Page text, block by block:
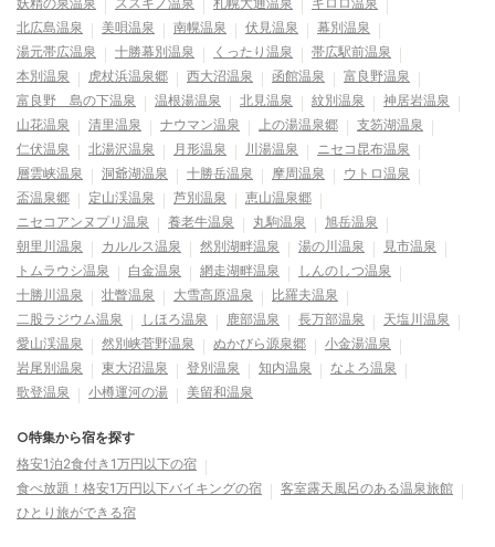
北広島温泉
美唄温泉 南幌温泉 伏見温泉
幕別温泉
湯元帯広温泉
十勝幕別温泉 くったり温泉
帯広駅前温泉
本別温泉
虎杖浜温泉郷 西大沼温泉 函館温泉
富良野温泉
富良野 島の下温泉
温根湯温泉 北見温泉 紋別温泉
神居岩温泉
山花温泉
清里温泉 ナウマン温泉 上の湯温泉郷
支笏湖温泉
仁伏温泉
北湯沢温泉 月形温泉 川湯温泉
ニセコ昆布温泉
層雲峡温泉
洞爺湖温泉 十勝岳温泉 摩周温泉
ウトロ温泉
盃温泉郷
定山渓温泉 芦別温泉
恵山温泉郷
ニセコアンヌプリ温泉
養老牛温泉 丸駒温泉
旭岳温泉
朝里川温泉
カルルス温泉 然別湖畔温泉 湯の川温泉
見市温泉
トムラウシ温泉
白金温泉 網走湖畔温泉
しんのしつ温泉
十勝川温泉
壮瞥温泉 大雪高原温泉
比羅夫温泉
二股ラジウム温泉
しほろ温泉 鹿部温泉 長万部温泉
天塩川温泉
愛山渓温泉
然別峡菅野温泉 ぬかびら源泉郷
小金湯温泉
岩尾別温泉
東大沼温泉 登別温泉 知内温泉
なよろ温泉
歌登温泉
小樽運河の湯 美留和温泉
○特集から宿を探す
格安1泊2食付き1万円以下の宿
食べ放題！格安1万円以下バイキングの宿
客室露天風呂のある温泉旅館
ひとり旅ができる宿